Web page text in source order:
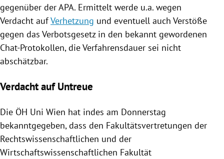
gegenüber derAPA. Ermittelt werde u.a. wegen
Verdacht aufVerhetzung und eventuell auch Verstöße
gegen das Verbotsgesetz in den bekannt gewordenen
Chat-Protokollen, die Verfahrensdauer sei nicht
abschätzbar.
Verdacht auf Untreue
Die ÖH Uni Wien hat indes am Donnerstag
bekanntgegeben, dass den Fakultätsvertretungen der
Rechtswissenschaftlichen und der
Wirtschaftswissenschaftlichen Fakultät